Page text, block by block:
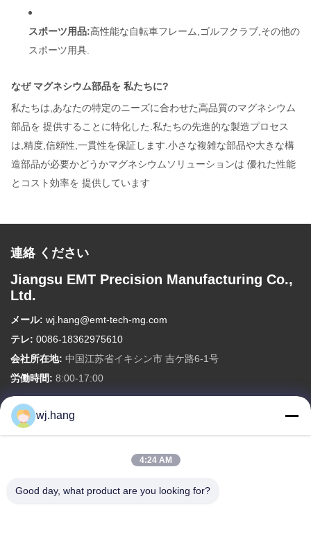
スポーツ用品:高性能な自転車フレーム,ゴルフクラブ,その他の
スポーツ用具.
なぜ マグネシウム部品を 私たちに?
私たちは,あなたの特定のニーズに合わせた高品質のマグネシウム
部品を 提供することに特化した.私たちの先進的な製造プロセス
は,精度,信頼性,一貫性を保証します.小さな複雑な部品や大きな構
造部品が必要かどうかマグネシウムソリューションは 優れた性能
とコスト効率を 提供しています
連絡 ください
Jiangsu EMT Precision Manufacturing Co.,
Ltd.
メール: wj.hang@emt-tech-mg.com
テレ: 0086-18362975610
会社所在地: 中国江苏省イキシン市 吉ケ路6-1号
労働時間: 8:00-17:00
クイックリンク
わたしたち に つい て製品ブログソリューション連絡 ください
wj.hang
4:24 AM
Good day, what product are you looking for?